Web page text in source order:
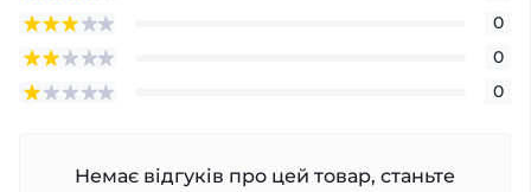
0
0
0
Немає відгуків про цей товар, станьте